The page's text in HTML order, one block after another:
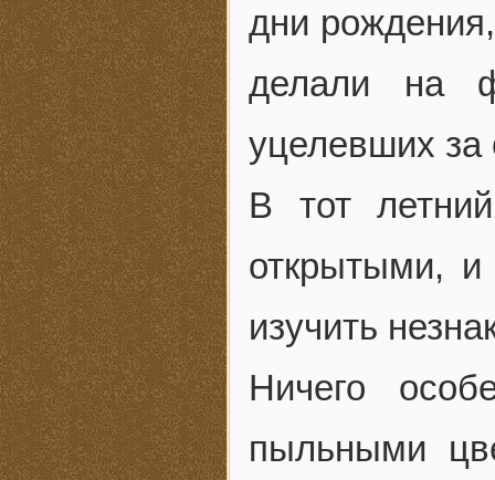
дни
делали на
уцелевших за
В тот
открытыми,
изучить
Ничего
пыльными